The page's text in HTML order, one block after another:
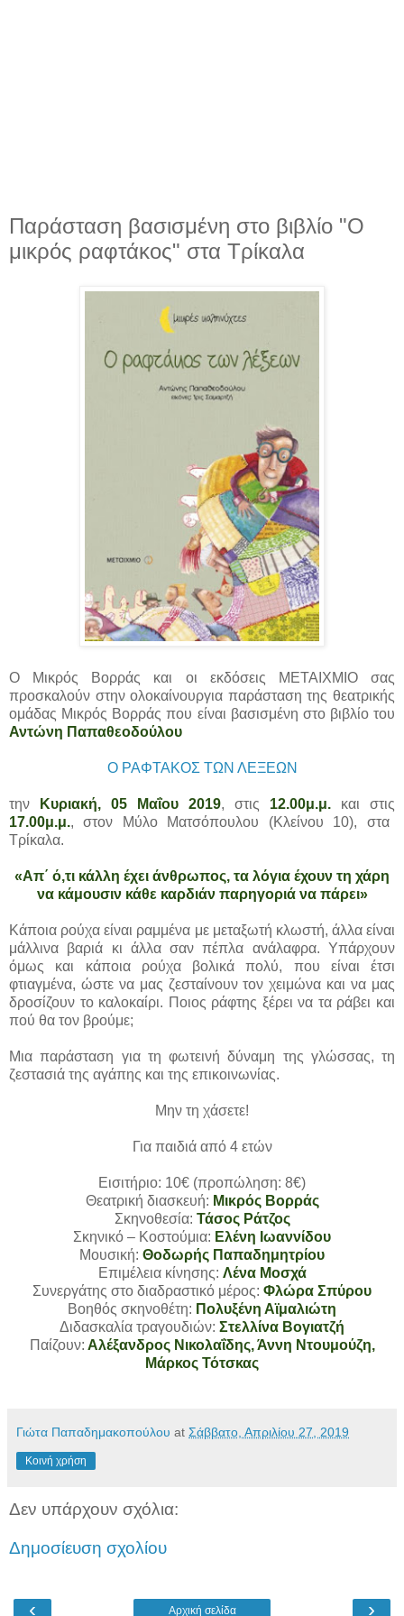
Παράσταση βασισμένη στο βιβλίο "Ο
μικρός ραφτάκος" στα Τρίκαλα
Ο Μικρός Βορράς και οι εκδόσεις ΜΕΤΑΙΧΜΙΟ σας
προσκαλούν στην ολοκαίνουργια παράσταση της θεατρικής
ομάδας Μικρός Βορράς που είναι βασισμένη στο βιβλίο του
Αντώνη Παπαθεοδούλου
Ο ΡΑΦΤΑΚΟΣ ΤΩΝ ΛΕΞΕΩΝ
την Κυριακή, 05 Μαΐου 2019, στις 12.00μ.μ. και στις
17.00μ.μ., στον Μύλο Ματσόπουλου (Κλείνου 10), στα
Τρίκαλα.
«Απ΄ ό,τι κάλλη έχει άνθρωπος, τα λόγια έχουν τη χάρη
να κάμουσιν κάθε καρδιάν παρηγοριά να πάρει»
Κάποια ρούχα είναι ραμμένα με μεταξωτή κλωστή, άλλα είναι
μάλλινα βαριά κι άλλα σαν πέπλα ανάλαφρα. Υπάρχουν
όμως και κάποια ρούχα βολικά πολύ, που είναι έτσι
φτιαγμένα, ώστε να μας ζεσταίνουν τον χειμώνα και να μας
δροσίζουν το καλοκαίρι. Ποιος ράφτης ξέρει να τα ράβει και
πού θα τον βρούμε;
Μια παράσταση για τη φωτεινή δύναμη της γλώσσας, τη
ζεστασιά της αγάπης και της επικοινωνίας.
Μην τη χάσετε!
Για παιδιά από 4 ετών
Εισιτήριο: 10€ (προπώληση: 8€)
Θεατρική διασκευή: Μικρός Βορράς
Σκηνοθεσία: Τάσος Ράτζος
Σκηνικό – Κοστούμια: Ελένη Ιωαννίδου
Μουσική: Θοδωρής Παπαδημητρίου
Επιμέλεια κίνησης: Λένα Μοσχά
Συνεργάτης στο διαδραστικό μέρος: Φλώρα Σπύρου
Βοηθός σκηνοθέτη: Πολυξένη Αϊμαλιώτη
Διδασκαλία τραγουδιών: Στελλίνα Βογιατζή
Παίζουν: Αλέξανδρος Νικολαΐδης, Άννη Ντουμούζη,
Μάρκος Τότσκας
Γιώτα Παπαδημακοπούλου at Σάββατο, Απριλίου 27, 2019
Κοινή χρήση
Δεν υπάρχουν σχόλια:
Δημοσίευση σχολίου
‹ ›
Αρχική σελίδα